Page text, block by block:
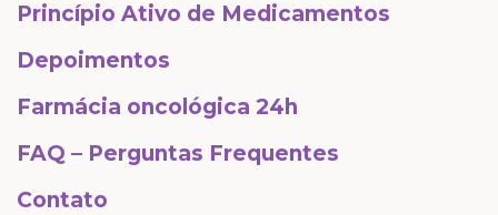
Princípio Ativo de Medicamentos
Depoimentos
Farmácia oncológica 24h
FAQ – Perguntas Frequentes
Contato